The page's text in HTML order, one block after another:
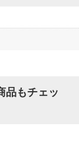
品もチェッ